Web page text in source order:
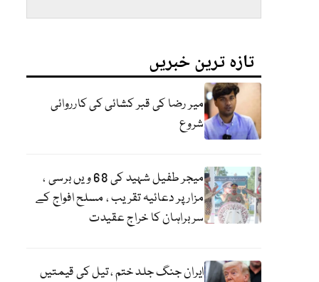
تازہ ترین خبریں
میر رضا کی قبر کشائی کی کارروائی
شروع
میجر طفیل شہید کی 68 ویں برسی ،
مزار پر دعائیہ تقریب ، مسلح افواج کے
سربراہان کا خراج عقیدت
ایران جنگ جلد ختم ، تیل کی قیمتیں